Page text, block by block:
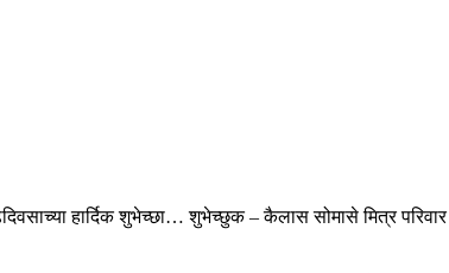
हार्दिक शुभेच्छा… शुभेच्छुक – कैलास सोमासे मित्र परिवार